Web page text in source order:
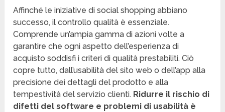
Affinché le iniziative di social shopping abbiano
successo, il controllo qualità è essenziale.
Comprende un’ampia gamma di azioni volte a
garantire che ogni aspetto dell’esperienza di
acquisto soddisfi i criteri di qualità prestabiliti. Ciò
copre tutto, dall’usabilità del sito web o dell’app alla
precisione dei dettagli del prodotto e alla
tempestività del servizio clienti. Ridurre il rischio di
difetti del software e problemi di usabilità è